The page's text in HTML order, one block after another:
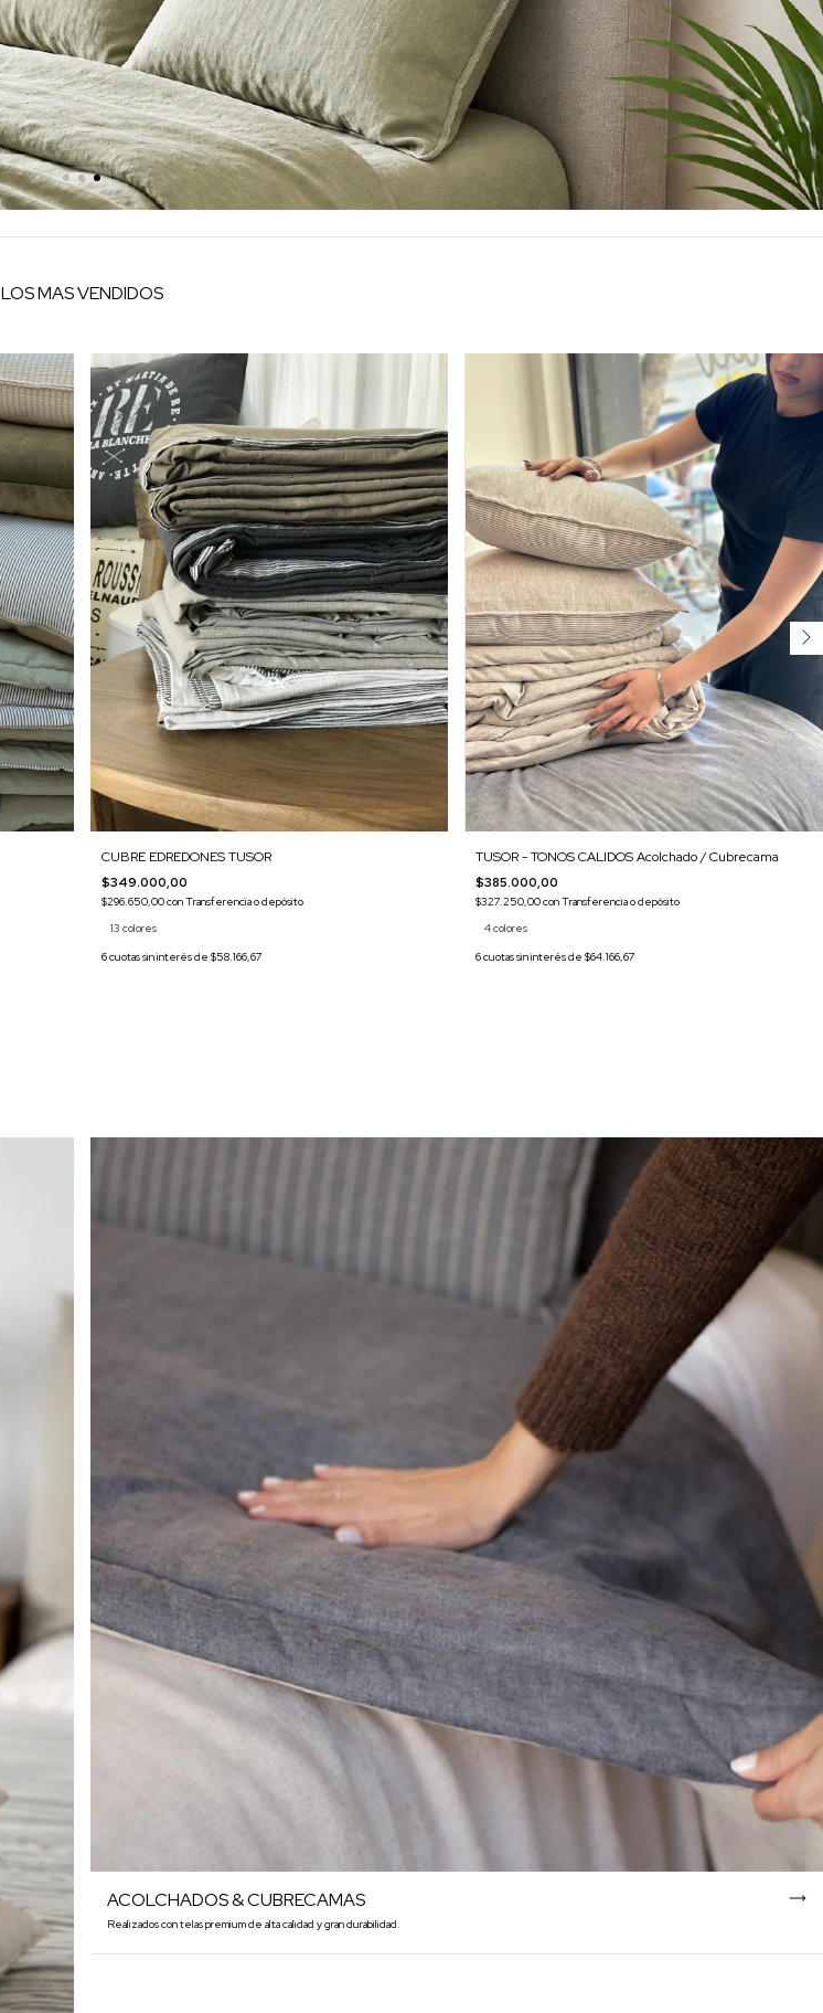
LOS MAS VENDIDOS
CUBRE EDREDONES TUSOR
$349.000,00
$296.650,00conTransferencia o depósito
13 colores
6cuotas sin interés de $58.166,67
TUSOR - TONOS CALIDOS Acolchado / Cubrecama
$385.000,00
$327.250,00conTransferencia o depósito
4 colores
6cuotas sin interés de$64.166,67
ACOLCHADOS & CUBRECAMAS
Realizados con telas premium de alta calidad y gran durabilidad.